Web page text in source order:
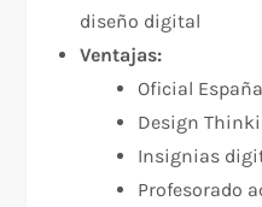
diseño digital
Ventajas:
Oficial
Design
Insignias
Profesorado